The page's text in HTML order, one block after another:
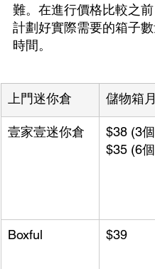
難。在進行價格比較之
計劃好實際需要的箱子
時間。
上門迷你倉 儲物箱
壹家壹迷你倉
$38 (3
$35 (6
Boxful $39